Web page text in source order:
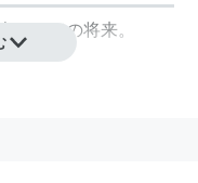
としての将来。